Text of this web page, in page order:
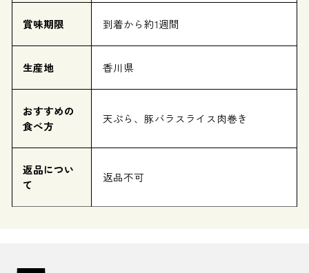
賞味期限 到着から約1週間
生産地 香川県
おすすめの
食べ方
天ぷら、豚バラスライス肉巻き
返品につい
て
返品不可